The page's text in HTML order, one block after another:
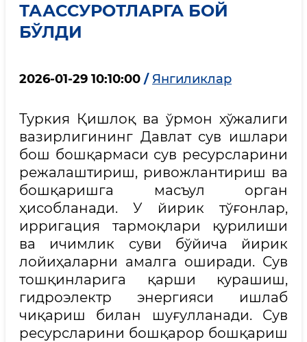
ТААССУРОТЛАРГА БОЙ
БЎЛДИ
2026-01-29 10:10:00 / Янгиликлар
Туркия Қишлоқ ва ўрмон хўжалиги
вазирлигининг Давлат сув ишлари
бош бошқармаси сув ресурсларини
режалаштириш, ривожлантириш ва
бошқаришга масъул орган
ҳисобланади. У йирик тўғонлар,
ирригация тармоқлари қурилиши
ва ичимлик суви бўйича йирик
лойиҳаларни амалга оширади. Сув
тошқинларига қарши курашиш,
гидроэлектр энергияси ишлаб
чиқариш билан шуғулланади. Сув
ресурсларини бошқарор бошқариш